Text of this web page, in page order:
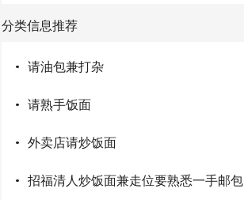
分类信息推荐
· 请油包兼打杂
· 请熟手饭面
· 外卖店请炒饭面
· 招福清人炒饭面兼走位要熟悉一手邮包